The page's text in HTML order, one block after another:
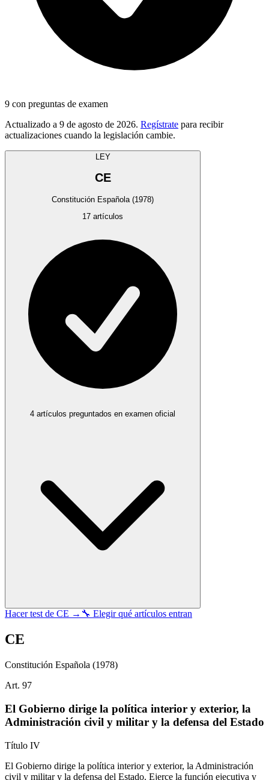
9 con preguntas de examen
Actualizado a 9 de agosto de 2026. Regístrate para recibir
actualizaciones cuando la legislación cambie.
LEY
CE
Constitución Española (1978)
17 artículos
4 artículos preguntados en examen oficial
Hacer test de CE → 🔧 Elegir qué artículos entran
CE
Constitución Española (1978)
Art. 97
El Gobierno dirige la política interior y exterior, la
Administración civil y militar y la defensa del Estado
Título IV
El Gobierno dirige la política interior y exterior, la Administración
civil y militar y la defensa del Estado. Ejerce la función ejecutiva y